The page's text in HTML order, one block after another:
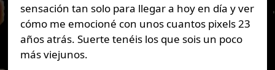
sensación tan solo para llegar a hoy en día y ver
cómo me emocioné con unos cuantos pixels 23
años atrás. Suerte tenéis los que sois un poco
más viejunos.